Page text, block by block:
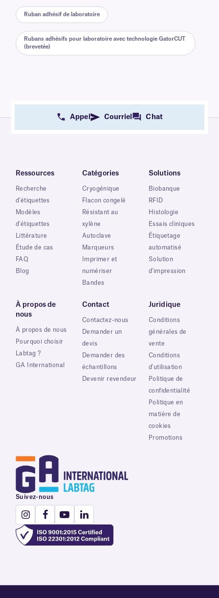
Ruban adhésif de laboratoire
Rubans adhésifs pour laboratoire avec technologie GatorCUT
(brevetée)
Appel Courriel Chat
Ressources
Recherche
d'étiquettes
Modèles
d'étiquettes
Littérature
Étude de cas
FAQ
Blog
Catégories
Cryogénique
Flacon congelé
Résistant au
xylène
Autoclave
Marqueurs
Imprimer et
numériser
Bandes
Solutions
Biobanque
RFID
Histologie
Essais cliniques
Étiquetage
automatisé
Solution
d'impression
À propos de
nous
À propos de nous
Pourquoi choisir
Labtag ?
GA International
Contact
Contactez-nous
Demander un
devis
Demander des
échantillons
Devenir revendeur
Juridique
Conditions
générales de
vente
Conditions
d'utilisation
Politique de
confidentialité
Politique en
matière de
cookies
Promotions
Suivez-nous